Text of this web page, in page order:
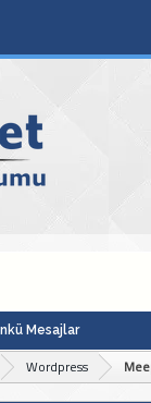
Mesajlar
Wordpress